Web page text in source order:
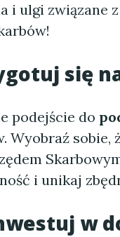
i ulgi związane
się
podejście do
Wyobraź sobie,
i unikaj
w